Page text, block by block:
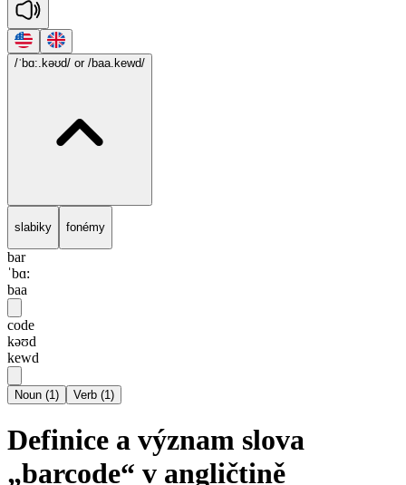
/ˈbɑ:.kəʊd/ or /baa.kewd/
slabiky fonémy
bar
ˈbɑ:
baa
code
kəʊd
kewd
Noun (1) Verb (1)
Definice a význam slova
„barcode“ v angličtině